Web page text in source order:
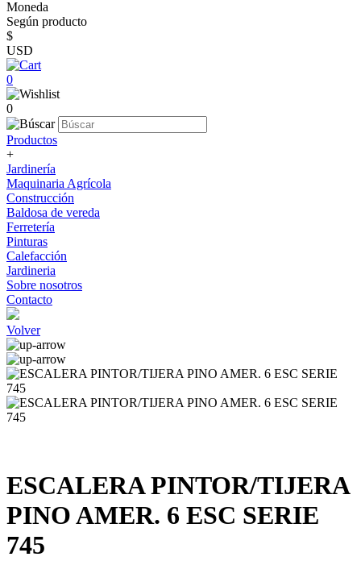
Moneda
Según producto
$
USD
0
0
Productos
+
Jardinería
Maquinaria Agrícola
Construcción
Baldosa de vereda
Ferretería
Pinturas
Calefacción
Jardineria
Sobre nosotros
Contacto
Volver
ESCALERA PINTOR/TIJERA
PINO AMER. 6 ESC SERIE
745